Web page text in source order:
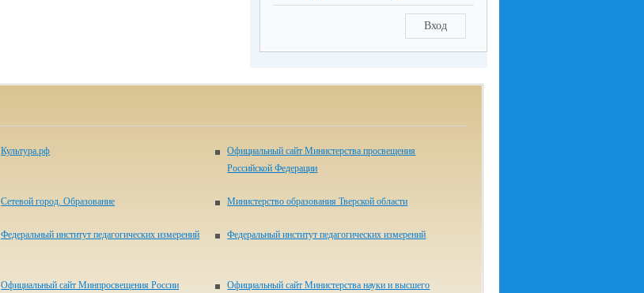
Вход
Культура.рф
Официальный сайт Министерства просвещения
Российской Федерации
Сетевой город. Образование Министерство образования Тверской области
Федеральный институт педагогических измерений Федеральный институт педагогических измерений
Официальный сайт Минпросвещения России
Официальный сайт Министерства науки и высшего